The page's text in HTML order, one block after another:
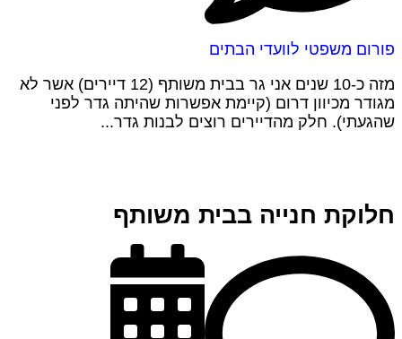
פורום משפטי לוועדי הבתים
מזה כ-10 שנים אני גר בבית משותף (12 דיירים) אשר לא
מגודר מכיוון דרום (קיימת אפשרות שהיתה גדר לפני
שהגעתי). חלק מהדיירים רוצים לבנות גדר...
חלוקת חנייה בבית משותף